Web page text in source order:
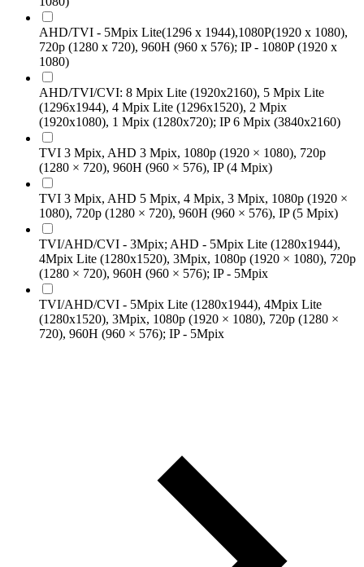
AHD/TVI - 5Mpix Lite(1296 x 1944),1080P(1920 x 1080),
720р (1280 x 720), 960H (960 x 576); IP - 1080P (1920 x
1080)
AHD/TVI/CVI: 8 Mpix Lite (1920x2160), 5 Mpix Lite
(1296x1944), 4 Mpix Lite (1296x1520), 2 Mpix
(1920x1080), 1 Mpix (1280x720); IP 6 Mpix (3840x2160)
TVI 3 Mpix, AHD 3 Mpix, 1080p (1920 × 1080), 720p
(1280 × 720), 960H (960 × 576), IP (4 Mpix)
TVI 3 Mpix, AHD 5 Mpix, 4 Mpix, 3 Mpix, 1080p (1920 ×
1080), 720p (1280 × 720), 960H (960 × 576), IP (5 Mpix)
TVI/AHD/CVI - 3Mpix; AHD - 5Mpix Lite (1280х1944),
4Mpix Lite (1280х1520), 3Mpix, 1080p (1920 × 1080), 720p
(1280 × 720), 960H (960 × 576); IP - 5Mpix
TVI/AHD/CVI - 5Mpix Lite (1280х1944), 4Mpix Lite
(1280х1520), 3Mpix, 1080p (1920 × 1080), 720p (1280 ×
720), 960H (960 × 576); IP - 5Mpix